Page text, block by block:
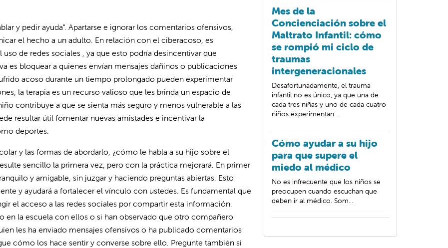
y pedir ayuda". Apartarse e ignorar los comentarios ofensivos,
el hecho a un adulto. En relación con el ciberacoso, es
de redes sociales , ya que esto podría desincentivar que
es bloquear a quienes envían mensajes dañinos o publicaciones
acoso durante un tiempo prolongado pueden experimentar
la terapia es un recurso valioso que les brinda un espacio de
contribuye a que se sienta más seguro y menos vulnerable a las
resultar útil fomentar nuevas amistades e incentivar la
deportes.
y las formas de abordarlo, ¿cómo le habla a su hijo sobre el
sencillo la primera vez, pero con la práctica mejorará. En primer
y amigable, sin juzgar y haciendo preguntas abiertas. Esto
y ayudará a fortalecer el vínculo con ustedes. Es fundamental que
el acceso a las redes sociales por compartir esta información.
en la escuela con ellos o si han observado que otro compañero
les ha enviado mensajes ofensivos o ha publicado comentarios
cómo los hace sentir y converse sobre ello. Pregunte también si
Mes de la
Concienciación sobre el
Maltrato Infantil: cómo
se rompió mi ciclo de
traumas
intergeneracionales
Desafortunadamente, el trauma
infantil no es único, ya que una de
cada tres niñas y uno de cada cuatro
niños experimentan ...
Cómo ayudar a su hijo
para que supere el
miedo al médico
No es infrecuente que los niños se
preocupen cuando escuchan que
deben ir al médico. Som...